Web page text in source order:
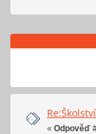
« Odpověď